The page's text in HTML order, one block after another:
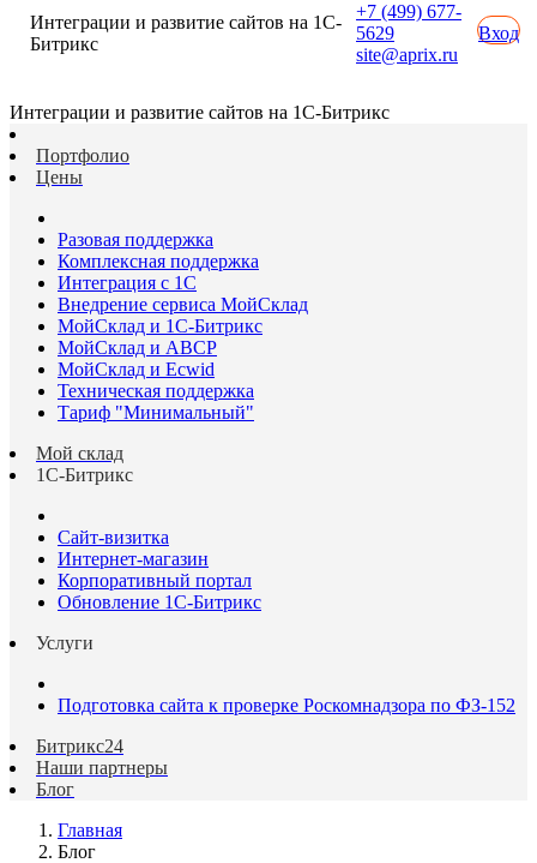
Интеграции и развитие сайтов на 1С-
Битрикс
+7 (499) 677-
5629
site@aprix.ru
Вход
Интеграции и развитие сайтов на 1С-Битрикс
Портфолио
Цены
Разовая поддержка
Комплексная поддержка
Интеграция с 1С
Внедрение сервиса МойСклад
МойСклад и 1С-Битрикс
МойСклад и ABCP
МойСклад и Ecwid
Техническая поддержка
Тариф "Минимальный"
Мой склад
1С-Битрикс
Сайт-визитка
Интернет-магазин
Корпоративный портал
Обновление 1С-Битрикс
Услуги
Подготовка сайта к проверке Роскомнадзора по ФЗ-152
Битрикс24
Наши партнеры
Блог
Главная
Блог